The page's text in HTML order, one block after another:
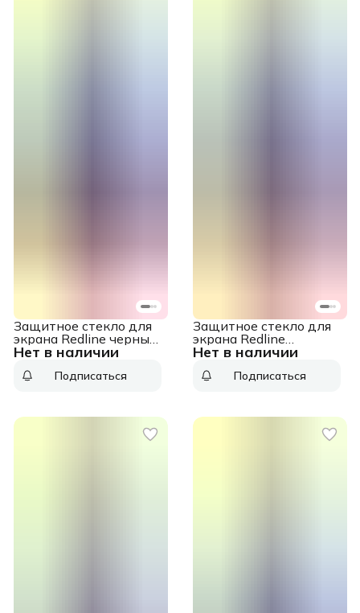
Нет в наличии
Защитное стекло для
экрана Redline черный
для Honor X6a 2.5D
Подписаться
Нет в наличии
Защитное стекло для
экрана Redline
прозрачный для Itel
(УТ000037136)
Подписаться